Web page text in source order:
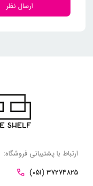
ارسال نظر
ارتباط با پشتیبانی فروشگاه:
(051) 37274825